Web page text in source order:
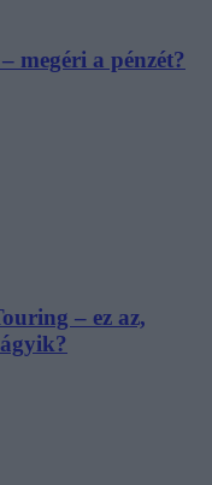
megéri a pénzét?
– ez az,